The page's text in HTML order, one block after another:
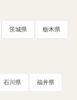
茨城県 栃木県
石川県 福井県